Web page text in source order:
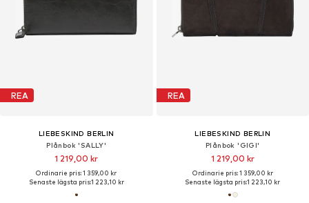
REA
LIEBESKIND BERLIN
Plånbok 'SALLY'
1 219,00 kr
Ordinarie pris: 1 359,00 kr
Senaste lägsta pris:1 223,10 kr
REA
LIEBESKIND BERLIN
Plånbok 'GIGI'
1 219,00 kr
Ordinarie pris: 1 359,00 kr
Senaste lägsta pris:1 223,10 kr